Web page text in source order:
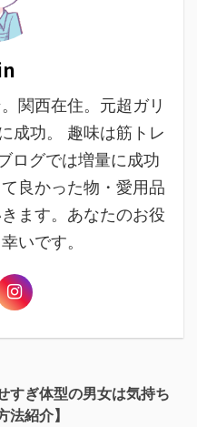
関西在住。元超ガリ
成功。 趣味は筋トレ
ログでは増量に成功
良かった物・愛用品
ます。あなたのお役
いです。
すぎ体型の男女は気持ち
法紹介】